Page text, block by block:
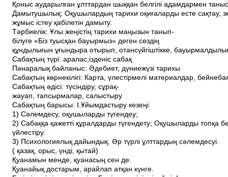
Қоныс аударылған ұлттардан шыққан белгілі адамдармен
Дамытушылық: Оқушылардың тарихи оқиғаларды есте сақтау,
жұмыс істеу қабілетін дамыту.
Тәрбиелік: Ұлы жеңістің тарихи маңызын танып­
білуге «Біз туысқан бауырмыз» деген сөздің
құндылығын ұғындыра отырып, отансүйгіштікке,
Сабақтың түрі: аралас,ізденіс сабақ
Пәнаралық байланыс: Әдебиет, дүниежүзі тарихы
Сабақтың көрнекілігі: Карта, үлестірмелі материалдар,
Сабақтың әдісі: түсіндіру, сұрақ­
жауап, тапсырмалар, салыстыру
Сабақтың барысы: І.Ұйымдастыру кезеңі
1) Сәлемдесу, оқушыларды түгендеу;
2) Сабаққа қажетті құралдарды түгендету; Оқушыларды топқа
үйлестіру.
3) Психологиялық дайындық. Әр түрлі ұлттардың сәлемдесуі.
( қазақ, орыс, үнді, қытай)
Қуанамын менде, қуанасың сен де.
Қуанайық достарым, арайлап атқан күнге.